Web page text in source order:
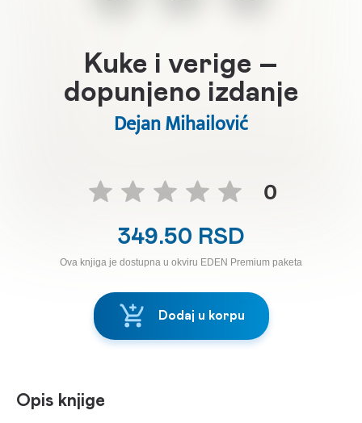
Kuke i verige –
dopunjeno izdanje
Dejan Mihailović
0
349.50 RSD
Ova knjiga je dostupna u okviru EDEN Premium paketa
Dodaj u korpu
Opis knjige